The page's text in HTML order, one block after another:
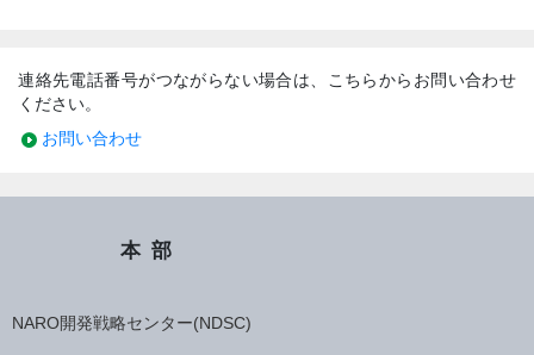
連絡先電話番号がつながらない場合は、こちらからお問い合わせ
ください。
お問い合わせ
本部
NARO開発戦略センター(NDSC)